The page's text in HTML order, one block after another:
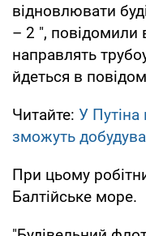
відновлювати
– 2 ", повідомили
направлять
йдеться в
Читайте: У Путіна
зможуть
При цьому
Балтійське море.